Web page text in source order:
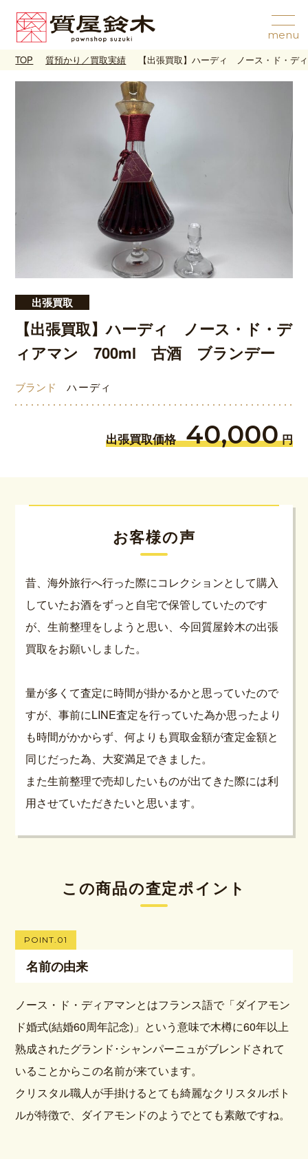
TOP 質預かり／買取実績 【出張買取】ハーディ ノース・ド・
出張買取
【出張買取】ハーディ ノース・ド・デ
ィアマン 700ml 古酒 ブランデー
ブランド ハーディ
出張買取価格 40,000 円
お客様の声
昔、海外旅行へ行った際にコレクションとして購入
していたお酒をずっと自宅で保管していたのです
が、生前整理をしようと思い、今回質屋鈴木の出張
買取をお願いしました。
量が多くて査定に時間が掛かるかと思っていたので
すが、事前にLINE査定を行っていた為か思ったより
も時間がかからず、何よりも買取金額が査定金額と
同じだった為、大変満足できました。
また生前整理で売却したいものが出てきた際には利
用させていただきたいと思います。
この商品の査定ポイント
POINT.01
名前の由来
ノース・ド・ディアマンとはフランス語で「ダイアモン
ド婚式(結婚60周年記念)」という意味で木樽に60年以上
熟成されたグランド･シャンパーニュがブレンドされて
いることからこの名前が来ています。
クリスタル職人が手掛けるとても綺麗なクリスタルボト
ルが特徴で、ダイアモンドのようでとても素敵ですね。